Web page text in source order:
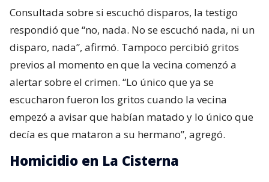
Consultada sobre si escuchó disparos, la testigo
respondió que “no, nada. No se escuchó nada, ni un
disparo, nada”, afirmó. Tampoco percibió gritos
previos al momento en que la vecina comenzó a
alertar sobre el crimen. “Lo único que ya se
escucharon fueron los gritos cuando la vecina
empezó a avisar que habían matado y lo único que
decía es que mataron a su hermano”, agregó.
Homicidio en La Cisterna